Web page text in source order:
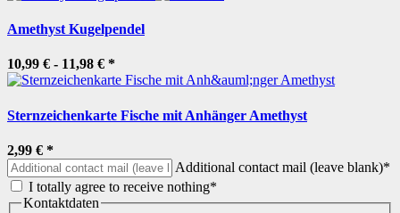
Amethyst Kugelpendel
10,99 € - 11,98 € *
Sternzeichenkarte Fische mit Anhänger Amethyst
2,99 € *
Additional contact mail (leave blank)*
I totally agree to receive nothing*
Kontaktdaten